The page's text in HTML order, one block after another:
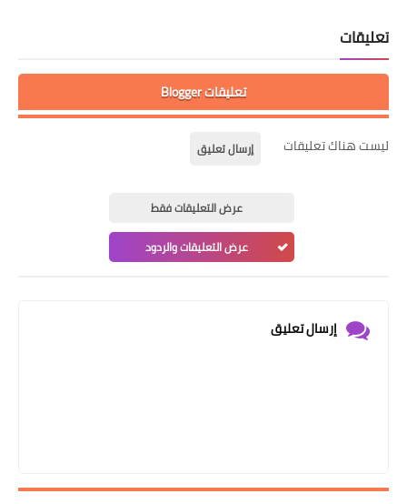
تعليقات
تعليقات Blogger
ليست هناك تعليقات إرسال تعليق
عرض التعليقات فقط
عرض التعليقات والردود
إرسال تعليق